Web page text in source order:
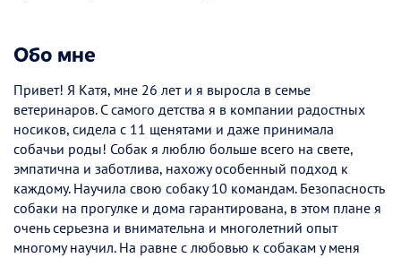
Обо мне
Привет! Я Катя, мне 26 лет и я выросла в семье
ветеринаров. С самого детства я в компании радостных
носиков, сидела с 11 щенятами и даже принимала
собачьи роды! Собак я люблю больше всего на свете,
эмпатична и заботлива, нахожу особенный подход к
каждому. Научила свою собаку 10 командам. Безопасность
собаки на прогулке и дома гарантирована, в этом плане я
очень серьезна и внимательна и многолетний опыт
многому научил. На равне с любовью к собакам у меня